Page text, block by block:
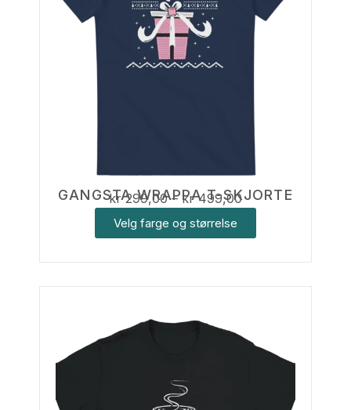
GANGSTA WRAPPA T-SKJORTE
kr299,00 – kr499,00
Velg farge og størrelse